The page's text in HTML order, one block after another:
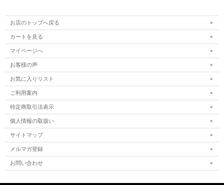
お店のトップへ戻る
カートを見る
マイページへ
お客様の声
お気に入りリスト
ご利用案内
特定商取引法表示
個人情報の取扱い
サイトマップ
メルマガ登録
お問い合わせ